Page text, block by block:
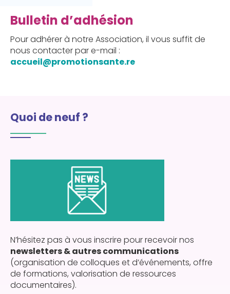
Bulletin d’adhésion
Pour adhérer à notre Association, il vous suffit de
nous contacter par e-mail :
accueil@promotionsante.re
Quoi de neuf ?
N’hésitez pas à vous inscrire pour recevoir nos
newsletters & autres communications
(organisation de colloques et d’événements, offre
de formations, valorisation de ressources
documentaires).